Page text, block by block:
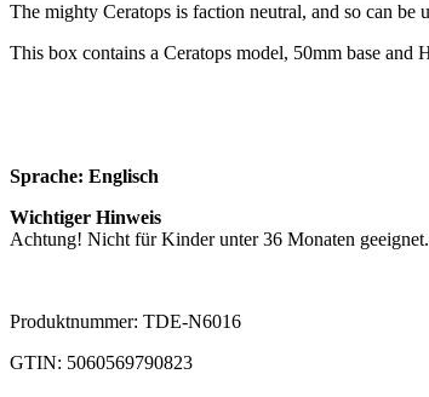
The mighty Ceratops is faction neutral, and so can
This box contains a Ceratops model, 50mm base
Sprache: Englisch
Wichtiger Hinweis
Achtung! Nicht für Kinder unter 36 Monaten
Produktnummer: TDE-N6016
GTIN: 5060569790823